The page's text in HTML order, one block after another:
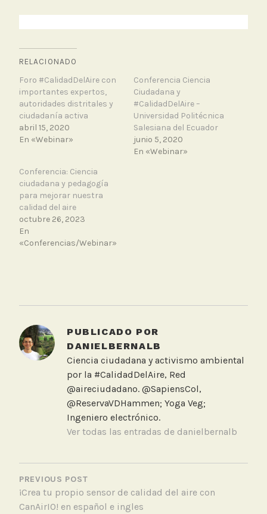
RELACIONADO
Foro #CalidadDelAire con
importantes expertos,
autoridades distritales y
ciudadanía activa
abril 15, 2020
En «Webinar»
Conferencia Ciencia
Ciudadana y
#CalidadDelAire –
Universidad Politécnica
Salesiana del Ecuador
junio 5, 2020
En «Webinar»
Conferencia: Ciencia
ciudadana y pedagogía
para mejorar nuestra
calidad del aire
octubre 26, 2023
En
«Conferencias/Webinar»
e
d
d
a
PUBLICADO POR
DANIELBERNALB
Ciencia ciudadana y activismo ambiental
por la #CalidadDelAire, Red
@aireciudadano. @SapiensCol,
@ReservaVDHammen; Yoga Veg;
Ingeniero electrónico.
Ver todas las entradas de danielbernalb
NAVEGACIÓN
DE
ENTRADAS
PREVIOUS POST
¡Crea tu propio sensor de calidad del aire con
CanAirIO! en español e ingles